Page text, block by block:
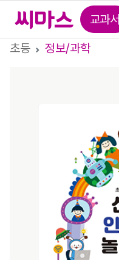
교과서
초등
정보/과학